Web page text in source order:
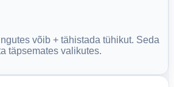
võib + tähistada tühikut. Seda
täpsemates valikutes.